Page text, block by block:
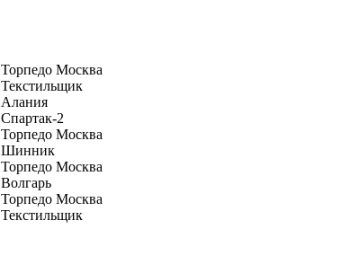
Торпедо Москва
Текстильщик
Алания
Спартак-2
Торпедо Москва
Шинник
Торпедо Москва
Волгарь
Торпедо Москва
Текстильщик